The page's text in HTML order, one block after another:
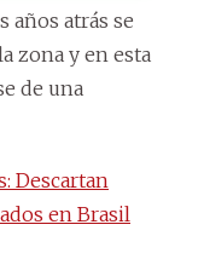
años atrás se
zona y en esta
de una
Descartan
en Brasil